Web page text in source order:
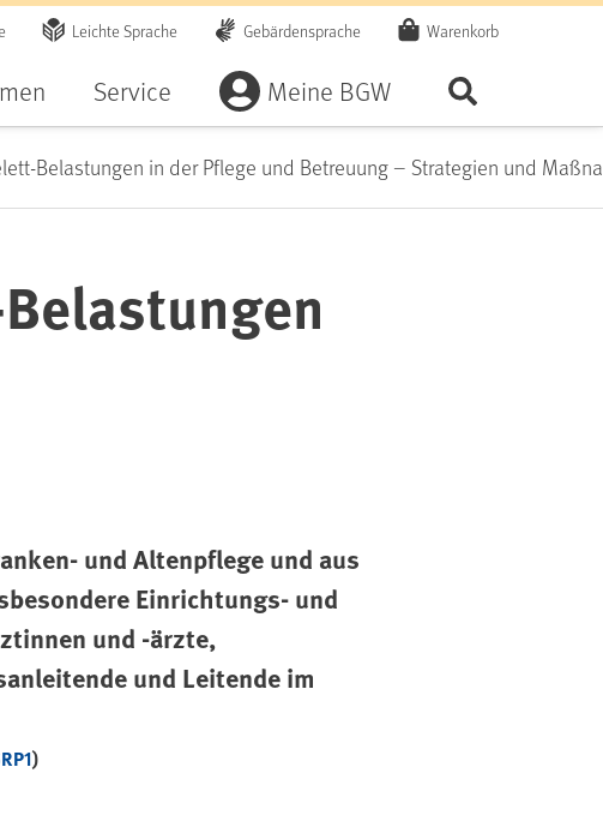
Leichte Sprache Gebärdensprache Warenkorb
Service Meine BGW
Belastungen in der Pflege und Betreuung – Strategien und
und Altenpflege und aus
Einrichtungs- und
und -ärzte,
und Leitende im
)